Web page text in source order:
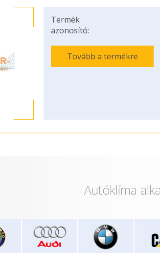
Termék
azonosító:
Tovább a termékre
Autóklíma